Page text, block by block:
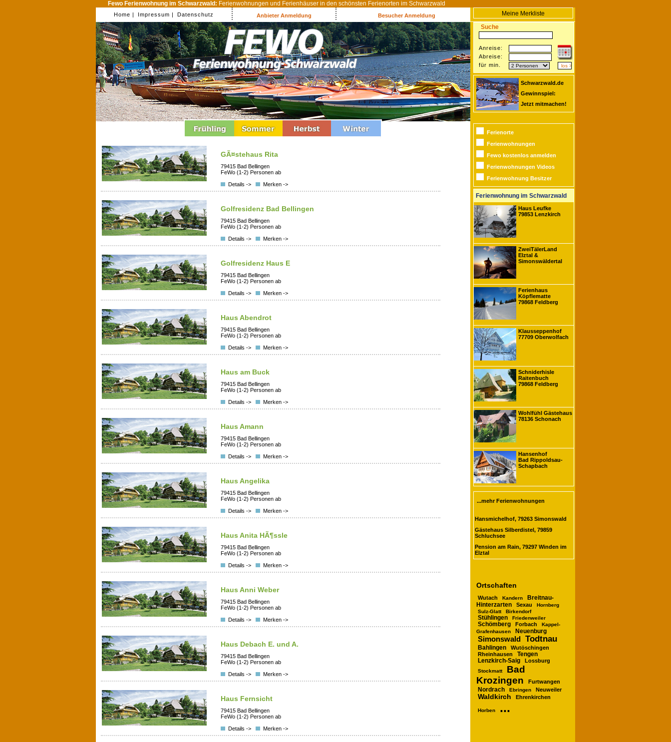
Fewo Ferienwohnung im Schwarzwald: Ferienwohnungen und Ferienhäuser in den schönsten Ferienorten im Schwarzwald
Home | Impressum | Datenschutz Anbieter Anmeldung Besucher Anmeldung
Meine Merkliste
Suche
Anreise:
Abreise:
für min.
Schwarzwald.de
Gewinnspiel:
Jetzt mitmachen!
GÃ¤stehaus Rita
79415 Bad Bellingen
FeWo (1-2) Personen ab
Details ->
Merken ->
Golfresidenz Bad Bellingen
79415 Bad Bellingen
FeWo (1-2) Personen ab
Details ->
Merken ->
Golfresidenz Haus E
79415 Bad Bellingen
FeWo (1-2) Personen ab
Details ->
Merken ->
Haus Abendrot
79415 Bad Bellingen
FeWo (1-2) Personen ab
Details ->
Merken ->
Haus am Buck
79415 Bad Bellingen
FeWo (1-2) Personen ab
Details ->
Merken ->
Haus Amann
79415 Bad Bellingen
FeWo (1-2) Personen ab
Details ->
Merken ->
Haus Angelika
79415 Bad Bellingen
FeWo (1-2) Personen ab
Details ->
Merken ->
Haus Anita HÃ¶ssle
79415 Bad Bellingen
FeWo (1-2) Personen ab
Details ->
Merken ->
Haus Anni Weber
79415 Bad Bellingen
FeWo (1-2) Personen ab
Details ->
Merken ->
Haus Debach E. und A.
79415 Bad Bellingen
FeWo (1-2) Personen ab
Details ->
Merken ->
Haus Fernsicht
79415 Bad Bellingen
FeWo (1-2) Personen ab
Details ->
Merken ->
Ferienorte
Ferienwohnungen
Fewo kostenlos anmelden
Ferienwohnungen Videos
Ferienwohnung Besitzer
Ferienwohnung im Schwarzwald
Haus Leufke
79853 Lenzkirch
ZweiTälerLand
Elztal &
Simonswäldertal
Ferienhaus
Köpflematte
79868 Feldberg
Klausseppenhof
77709 Oberwolfach
Schniderhisle
Raitenbuch
79868 Feldberg
Wohlfühl Gästehaus
78136 Schonach
Hansenhof
Bad Rippoldsau-
Schapbach
...mehr Ferienwohnungen
Hansmichelhof, 79263 Simonswald
Gästehaus Silberdistel, 79859
Schluchsee
Pension am Rain, 79297 Winden im
Elztal
Ortschaften
Wutach Kandern
Breitnau-
Hinterzarten
Sexau
Hornberg
Sulz-Glatt
Birkendorf
Stühlingen Friedenweiler
Schömberg Forbach
Kappel-
Grafenhausen
Neuenburg
Simonswald Todtnau
Bahlingen
Wutöschingen
Rheinhausen
Tengen
Lenzkirch-Saig Lossburg
Stockmatt
Bad
Krozingen
Furtwangen
Nordrach Ebringen Neuweiler
Waldkirch Ehrenkirchen
Horben ...